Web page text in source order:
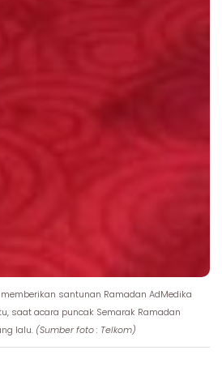
santunan Ramadan AdMedika
saat acara puncak Semarak Ramadan
lalu. (Sumber foto : Telkom)